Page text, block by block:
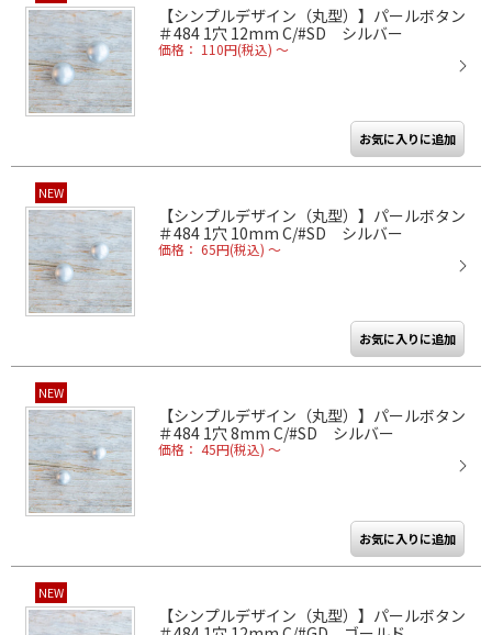
【シンプルデザイン（丸型）】パールボタン
＃484 1穴 12mm C/#SD シルバー
価格： 110円(税込) ～
NEW
【シンプルデザイン（丸型）】パールボタン
＃484 1穴 10mm C/#SD シルバー
価格： 65円(税込) ～
NEW
【シンプルデザイン（丸型）】パールボタン
＃484 1穴 8mm C/#SD シルバー
価格： 45円(税込) ～
NEW
【シンプルデザイン（丸型）】パールボタン